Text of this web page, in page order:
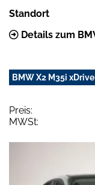
Standort
Details zum
BMW X2 M35i xDrive
Preis:
MWSt: